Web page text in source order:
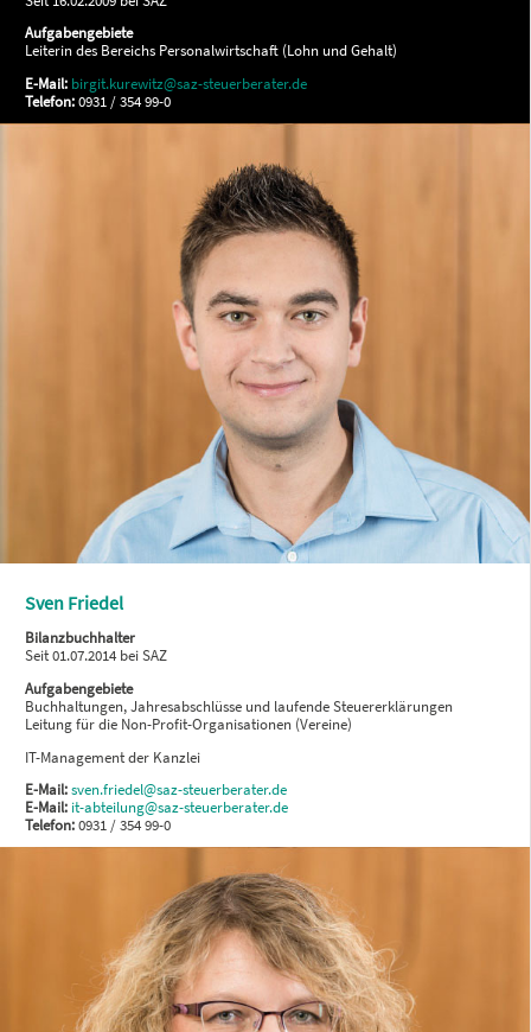
Aufgabengebiete
Leiterin des Bereichs Personalwirtschaft (Lohn und Gehalt)
E-Mail: birgit.kurewitz@saz-steuerberater.de
Telefon: 0931 / 354 99-0
Sven Friedel
Bilanzbuchhalter
Seit 01.07.2014 bei SAZ
Aufgabengebiete
Buchhaltungen, Jahresabschlüsse und laufende Steuererklärungen
Leitung für die Non-Profit-Organisationen (Vereine)
IT-Management der Kanzlei
E-Mail: sven.friedel@saz-steuerberater.de
E-Mail: it-abteilung@saz-steuerberater.de
Telefon: 0931 / 354 99-0